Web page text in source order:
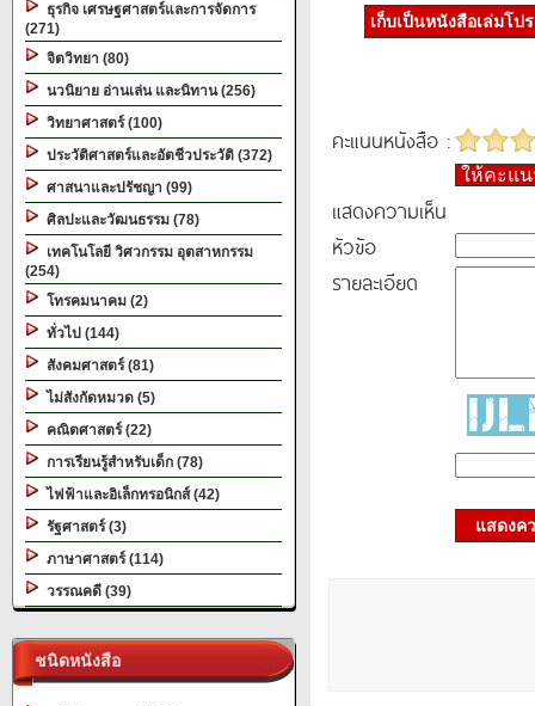
ธุรกิจ เศรษฐศาสตร์และการจัดการ
(271)
จิตวิทยา (80)
นวนิยาย อ่านเล่น และนิทาน (256)
วิทยาศาสตร์ (100)
ประวัติศาสตร์และอัตชีวประวัติ (372)
ศาสนาและปรัชญา (99)
ศิลปะและวัฒนธรรม (78)
เทคโนโลยี วิศวกรรม อุตสาหกรรม
(254)
โทรคมนาคม (2)
ทั่วไป (144)
สังคมศาสตร์ (81)
ไม่สังกัดหมวด (5)
คณิตศาสตร์ (22)
การเรียนรู้สำหรับเด็ก (78)
ไฟฟ้าและอิเล็กทรอนิกส์ (42)
รัฐศาสตร์ (3)
ภาษาศาสตร์ (114)
วรรณคดี (39)
ชนิดหนังสือ
เก็บเป็นหนังสือเล่มโป
คะแนนหนังสือ :
ให้คะแ
แสดงความเห็น
หัวข้อ
รายละเอียด
แสดงค